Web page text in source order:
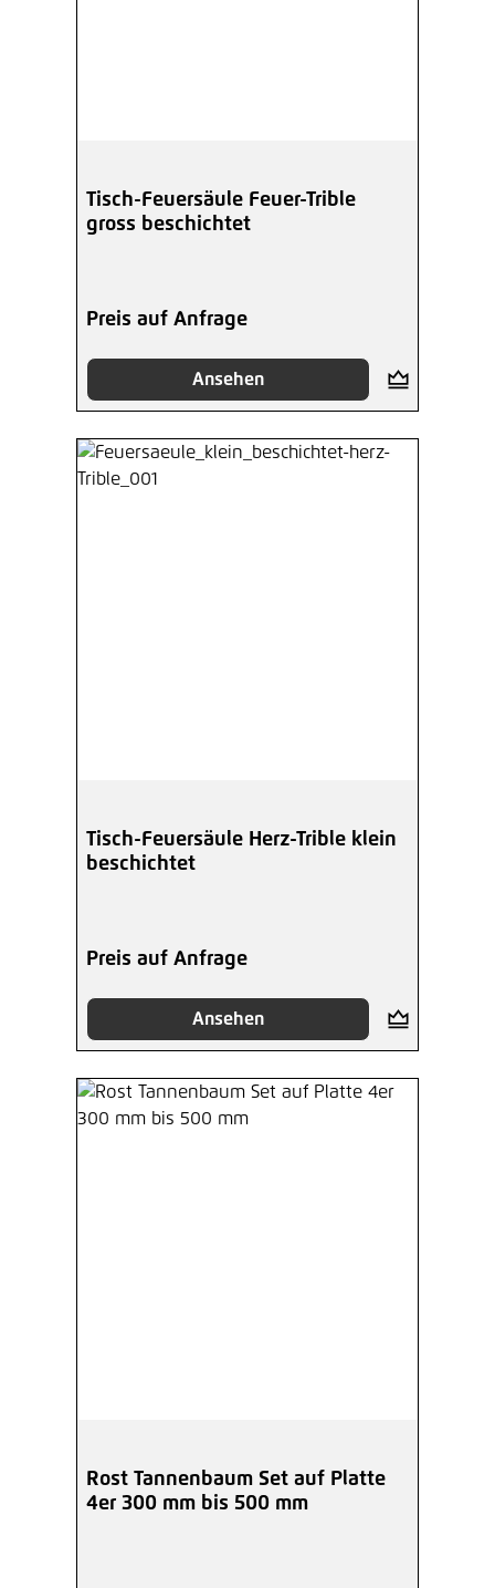
Tisch-Feuersäule Feuer-Trible
gross beschichtet
Preis auf Anfrage
Ansehen
Tisch-Feuersäule Herz-Trible klein
beschichtet
Preis auf Anfrage
Ansehen
Rost Tannenbaum Set auf Platte
4er 300 mm bis 500 mm